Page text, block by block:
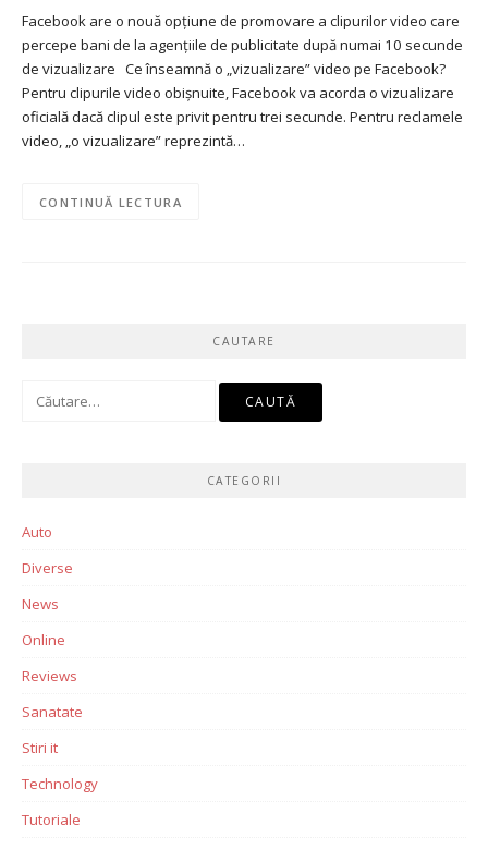
Facebook are o nouă opțiune de promovare a clipurilor video care
percepe bani de la agențiile de publicitate după numai 10 secunde
de vizualizare Ce înseamnă o „vizualizare” video pe Facebook?
Pentru clipurile video obișnuite, Facebook va acorda o vizualizare
oficială dacă clipul este privit pentru trei secunde. Pentru reclamele
video, „o vizualizare” reprezintă…
CONTINUĂ LECTURA
CAUTARE
Caută
CATEGORII
Auto
Diverse
News
Online
Reviews
Sanatate
Stiri it
Technology
Tutoriale